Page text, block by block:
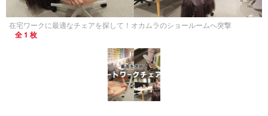
在宅ワークに最適なチェアを探して！オカムラのショールームへ突撃
全 1 枚